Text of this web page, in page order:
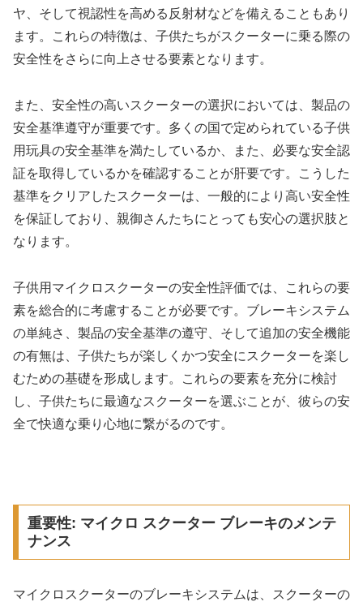
ヤ、そして視認性を高める反射材などを備えることもあり
ます。これらの特徴は、子供たちがスクーターに乗る際の
安全性をさらに向上させる要素となります。
また、安全性の高いスクーターの選択においては、製品の
安全基準遵守が重要です。多くの国で定められている子供
用玩具の安全基準を満たしているか、また、必要な安全認
証を取得しているかを確認することが肝要です。こうした
基準をクリアしたスクーターは、一般的により高い安全性
を保証しており、親御さんたちにとっても安心の選択肢と
なります。
子供用マイクロスクーターの安全性評価では、これらの要
素を総合的に考慮することが必要です。ブレーキシステム
の単純さ、製品の安全基準の遵守、そして追加の安全機能
の有無は、子供たちが楽しくかつ安全にスクーターを楽し
むための基礎を形成します。これらの要素を充分に検討
し、子供たちに最適なスクーターを選ぶことが、彼らの安
全で快適な乗り心地に繋がるのです。
重要性: マイクロ スクーター ブレーキのメンテ
ナンス
マイクロスクーターのブレーキシステムは、スクーターの